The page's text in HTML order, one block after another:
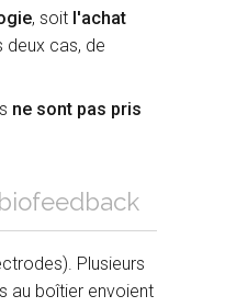
, soit l'achat
deux cas, de
ne sont pas pris
Plusieurs
au boîtier envoient